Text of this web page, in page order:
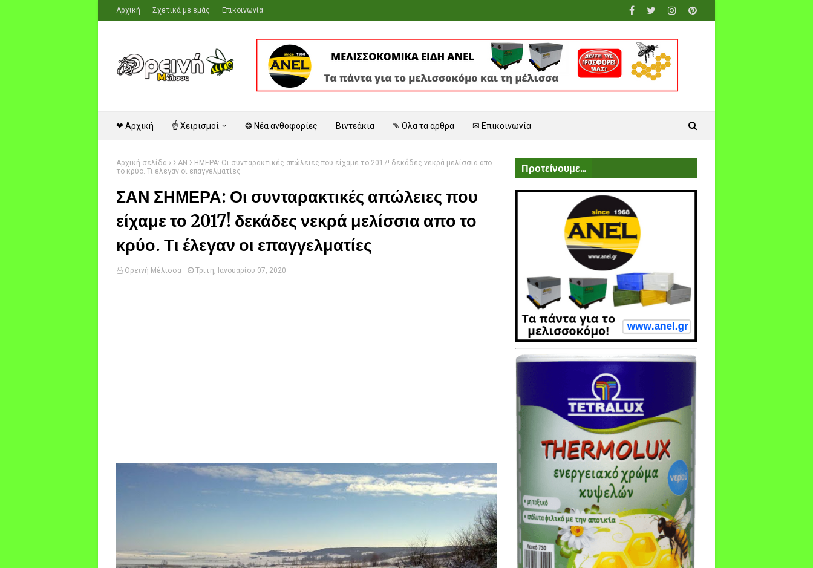
Αρχική Σχετικά με εμάς Επικοινωνία
❤ Αρχική ☝ Χειρισμοί ❂ Νέα ανθοφορίες Βιντεάκια ✎ Όλα τα άρθρα ✉ Επικοινωνία
Αρχική σελίδα
ΣΑΝ ΣΗΜΕΡΑ: Οι συνταρακτικές απώλειες που είχαμε το 2017! δεκάδες νεκρά μελίσσια απο
το κρύο. Τι έλεγαν οι επαγγελματίες
ΣΑΝ ΣΗΜΕΡΑ: Οι συνταρακτικές απώλειες που
είχαμε το 2017! δεκάδες νεκρά μελίσσια απο το
κρύο. Τι έλεγαν οι επαγγελματίες
Ορεινή Μέλισσα Τρίτη, Ιανουαρίου 07, 2020
Προτείνουμε...